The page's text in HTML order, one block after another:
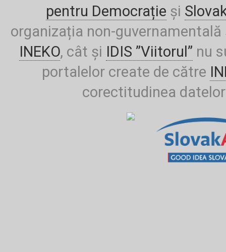
pentru Democrație și
organizația non-
INEKO, cât și IDIS ”Viitorul” nu
portalelor create de către
corectitudinea